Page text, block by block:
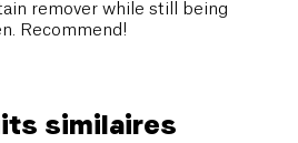
remover while still being
Recommend!
similaires